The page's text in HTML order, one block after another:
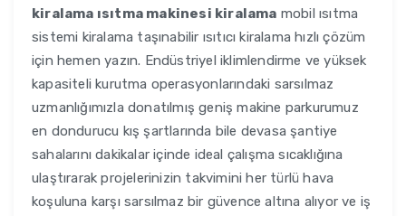
kiralama ısıtma makinesi kiralama mobil ısıtma
sistemi kiralama taşınabilir ısıtıcı kiralama hızlı çözüm
için hemen yazın. Endüstriyel iklimlendirme ve yüksek
kapasiteli kurutma operasyonlarındaki sarsılmaz
uzmanlığımızla donatılmış geniş makine parkurumuz
en dondurucu kış şartlarında bile devasa şantiye
sahalarını dakikalar içinde ideal çalışma sıcaklığına
ulaştırarak projelerinizin takvimini her türlü hava
koşuluna karşı sarsılmaz bir güvence altına alıyor ve iş